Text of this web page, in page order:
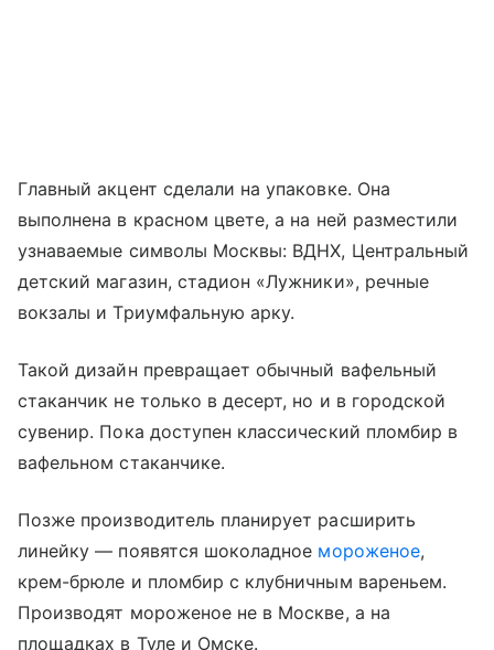
Главный акцент сделали на упаковке. Она
выполнена в красном цвете, а на ней разместили
узнаваемые символы Москвы: ВДНХ, Центральный
детский магазин, стадион «Лужники», речные
вокзалы и Триумфальную арку.
Такой дизайн превращает обычный вафельный
стаканчик не только в десерт, но и в городской
сувенир. Пока доступен классический пломбир в
вафельном стаканчике.
Позже производитель планирует расширить
линейку — появятся шоколадное мороженое,
крем-брюле и пломбир с клубничным вареньем.
Производят мороженое не в Москве, а на
площадках в Туле и Омске.